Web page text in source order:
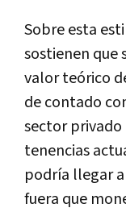
Sobre esta
sostienen que
valor teórico
de contado
sector
tenencias
podría llegar
fuera que